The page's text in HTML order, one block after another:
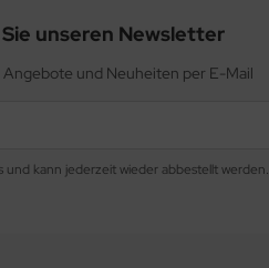
unseren Newsletter
Angebote und Neuheiten per E-Mail
und kann jederzeit wieder abbestellt werden.